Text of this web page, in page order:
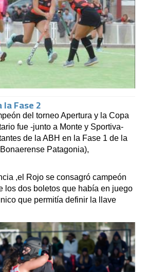
Fase 2
del torneo Apertura y la Copa
fue -junto a Monte y Sportiva-
de la ABH en la Fase 1 de la
Patagonia),
,el Rojo se consagró campeón
los dos boletos que había en juego
que permitía definir la llave